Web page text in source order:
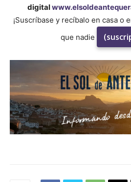
digital
¡Suscríbase y recíbalo en casa o
que nadie